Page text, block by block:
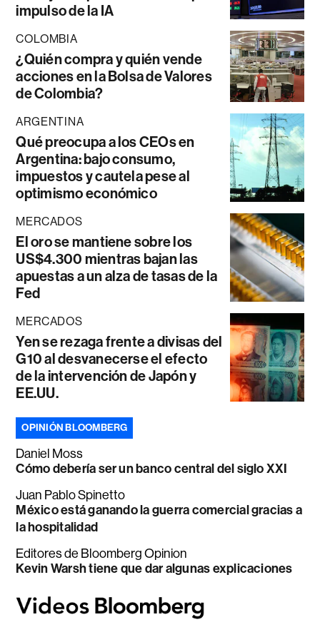
impulso de la IA
COLOMBIA
¿Quién compra y quién vende
acciones en la Bolsa de Valores
de Colombia?
ARGENTINA
Qué preocupa a los CEOs en
Argentina: bajo consumo,
impuestos y cautela pese al
optimismo económico
MERCADOS
El oro se mantiene sobre los
US$4.300 mientras bajan las
apuestas a un alza de tasas de la
Fed
MERCADOS
Yen se rezaga frente a divisas del
G10 al desvanecerse el efecto
de la intervención de Japón y
EE.UU.
OPINIÓN BLOOMBERG
Daniel Moss
Cómo debería ser un banco central del siglo XXI
Juan Pablo Spinetto
México está ganando la guerra comercial gracias a
la hospitalidad
Editores de Bloomberg Opinion
Kevin Warsh tiene que dar algunas explicaciones